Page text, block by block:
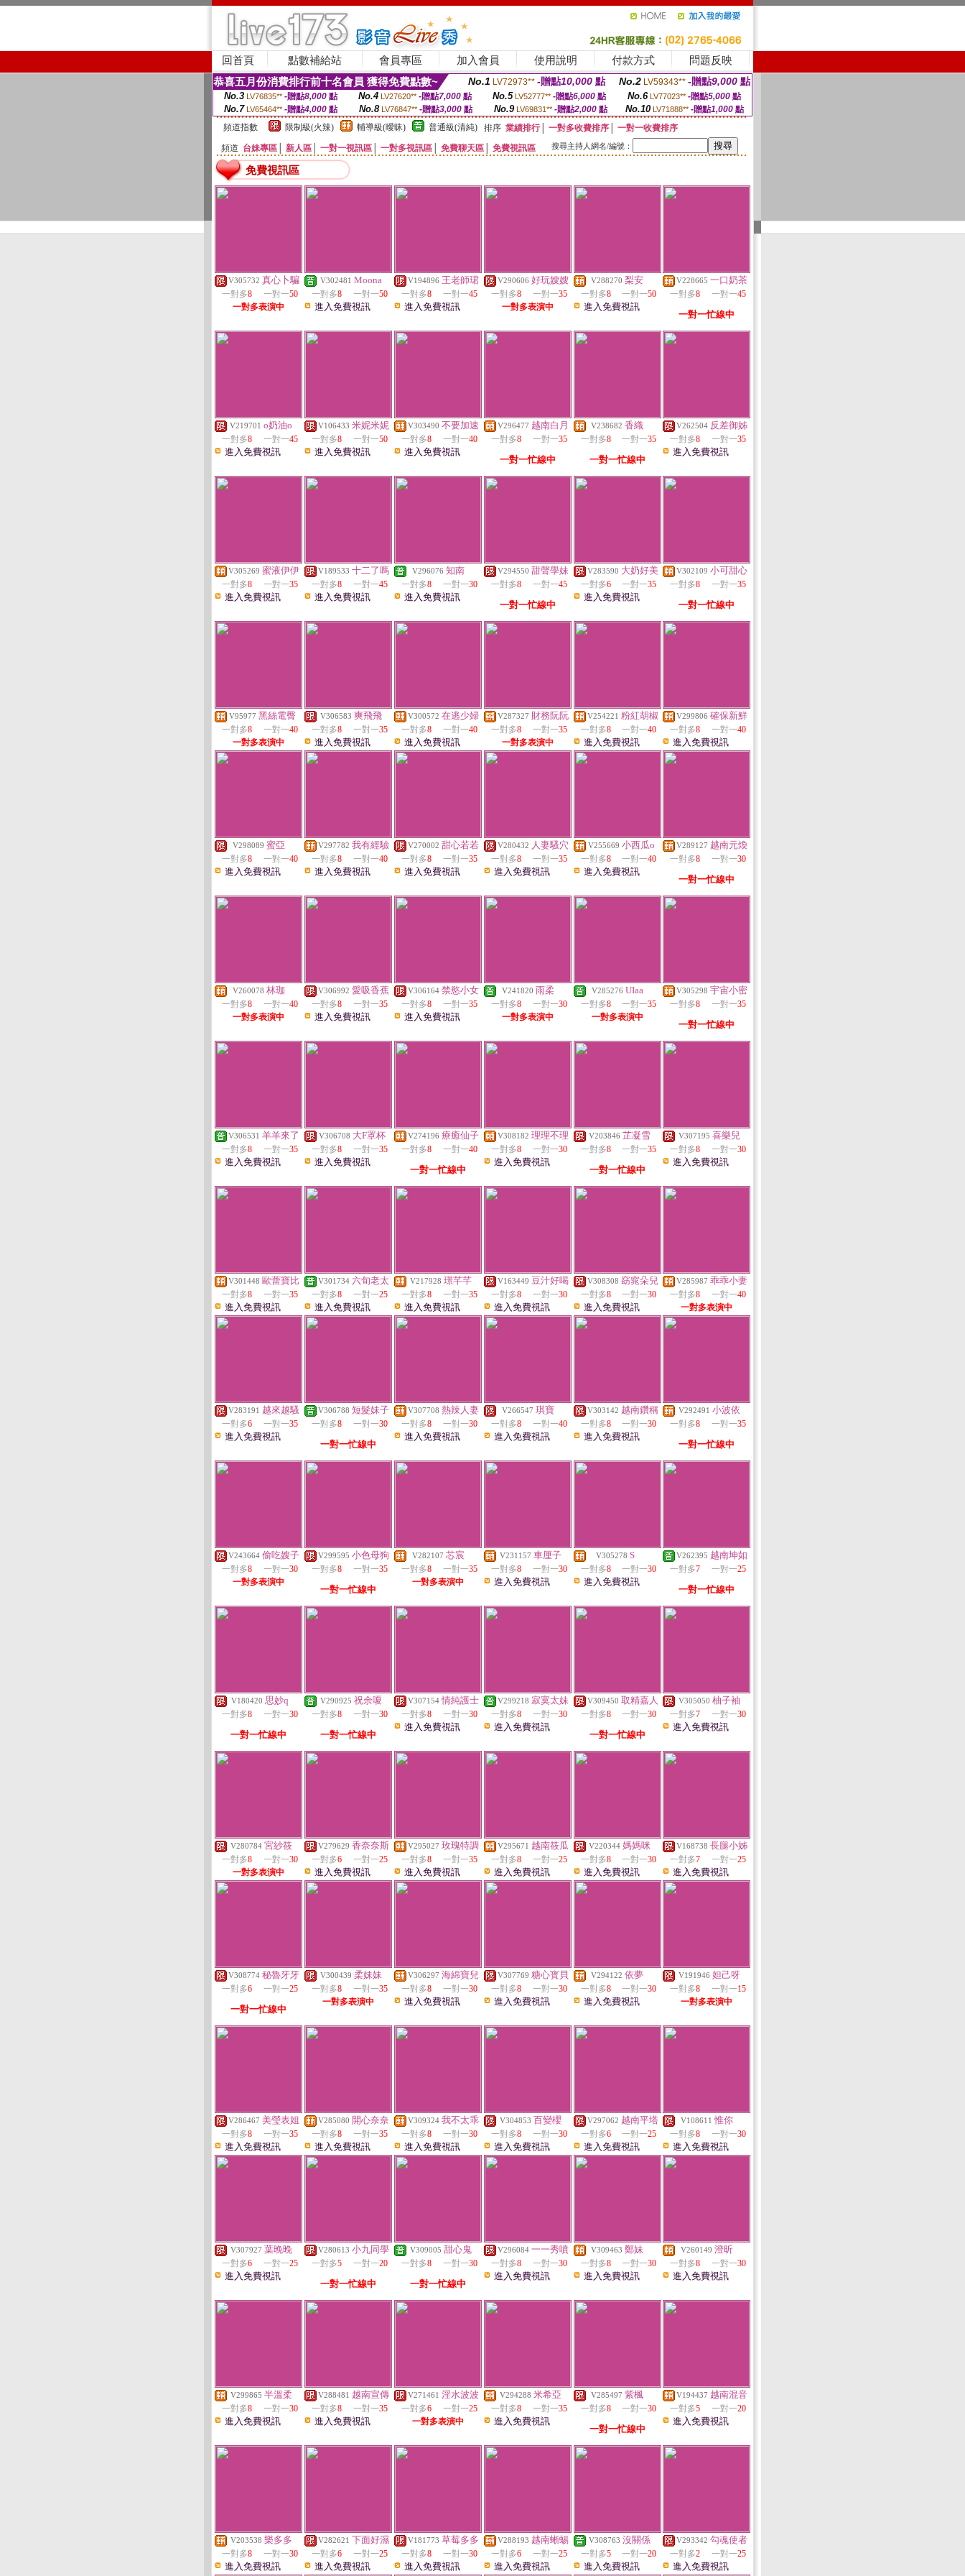
回首頁 點數補給站 會員專區 加入會員 使用說明 付款方式 問題反映
恭喜五月份消費排行前十名會員 獲得免費點數~ No.1 LV72973** -贈點10,000 點 No.2 LV59343** -贈點9,000 點
No.3 LV76835** -贈點8,000點 No.4 LV27620** -贈點7,000點 No.5 LV52777** -贈點6,000點 No.6 LV77023** -贈點5,000點
No.7 LV65464** -贈點4,000 點 No.8 LV76847** -贈點3,000 點 No.9 LV69831** -贈點2,000點 No.10 LV71888** -贈點1,000 點
頻道指數
限制級(火辣) 輔導級(曖昧) 普通級(清純) 排序 業績排行│ 一對多收費排序
一對一收費排序
頻道 台妹專區 新人區 一對一視訊區 一對多視訊區 免費聊天區 免費視訊區 搜尋主持人網名/編號：
免費視訊區
V305732 真心卜騙
一對多8 一對一50
一對多表演中
V302481 Moona
一對多8 一對一50
進入免費視訊
V194896 王老師珺
一對多8 一對一45
進入免費視訊
V290606 好玩嫂嫂
一對多8 一對一35
一對多表演中
V288270 梨安
一對多8 一對一50
進入免費視訊
V228665 一口奶茶
一對多8 一對一45
一對一忙線中
V219701 o奶油o
一對多8 一對一45
進入免費視訊
V106433 米妮米妮
一對多8 一對一50
進入免費視訊
V303490 不要加速
一對多8 一對一40
進入免費視訊
V296477 越南白月
一對多8 一對一35
一對一忙線中
V238682 香織
一對多8 一對一35
一對一忙線中
V262504 反差御姊
一對多8 一對一35
進入免費視訊
V305269 蜜液伊伊
一對多8 一對一35
進入免費視訊
V189533 十二了嗎
一對多8 一對一45
進入免費視訊
V296076 知南
一對多8 一對一30
進入免費視訊
V294550 甜聲學妹
一對多8 一對一45
一對一忙線中
V283590 大奶好美
一對多6 一對一35
進入免費視訊
V302109 小可甜心
一對多8 一對一35
一對一忙線中
V95977 黑絲電臀
一對多8 一對一40
一對多表演中
V306583 爽飛飛
一對多8 一對一35
進入免費視訊
V300572 在逃少婦
一對多8 一對一40
進入免費視訊
V287327 財務阮阮
一對多8 一對一35
一對多表演中
V254221 粉紅胡椒
一對多8 一對一40
進入免費視訊
V299806 確保新鮮
一對多8 一對一40
進入免費視訊
V298089 蜜亞
一對多8 一對一40
進入免費視訊
V297782 我有經驗
一對多8 一對一40
進入免費視訊
V270002 甜心若若
一對多8 一對一35
進入免費視訊
V280432 人妻騷穴
一對多8 一對一35
進入免費視訊
V255669 小西瓜o
一對多8 一對一40
進入免費視訊
V289127 越南元煥
一對多8 一對一30
一對一忙線中
V260078 林珈
一對多8 一對一40
一對多表演中
V306992 愛吸香蕉
一對多8 一對一35
進入免費視訊
V306164 禁慾小女
一對多8 一對一35
進入免費視訊
V241820 雨柔
一對多8 一對一30
一對多表演中
V285276 UIaa
一對多8 一對一35
一對多表演中
V305298 宇宙小密
一對多8 一對一35
一對一忙線中
V306531 羊羊來了
一對多8 一對一35
進入免費視訊
V306708 大F罩杯
一對多8 一對一35
進入免費視訊
V274196 療癒仙子
一對多8 一對一40
一對一忙線中
V308182 理理不理
一對多8 一對一30
進入免費視訊
V203846 芷凝雪
一對多8 一對一35
一對一忙線中
V307195 喜樂兒
一對多8 一對一30
進入免費視訊
V301448 歐蕾寶比
一對多8 一對一35
進入免費視訊
V301734 六旬老太
一對多8 一對一25
進入免費視訊
V217928 璟芊芊
一對多8 一對一35
進入免費視訊
V163449 豆汁好喝
一對多8 一對一30
進入免費視訊
V308308 窈窕朵兒
一對多8 一對一30
進入免費視訊
V285987 乖乖小妻
一對多8 一對一40
一對多表演中
V283191 越來越騷
一對多6 一對一35
進入免費視訊
V306788 短髮妹子
一對多8 一對一30
一對一忙線中
V307708 熱辣人妻
一對多8 一對一30
進入免費視訊
V266547 琪寶
一對多8 一對一40
進入免費視訊
V303142 越南鑽稱
一對多8 一對一30
進入免費視訊
V292491 小波依
一對多8 一對一35
一對一忙線中
V243664 偷吃嫂子
一對多8 一對一30
一對多表演中
V299595 小色母狗
一對多8 一對一35
一對一忙線中
V282107 芯宸
一對多8 一對一35
一對多表演中
V231157 車厘子
一對多8 一對一30
進入免費視訊
V305278 S
一對多8 一對一30
進入免費視訊
V262395 越南坤如
一對多7 一對一25
一對一忙線中
V180420 思妙q
一對多8 一對一30
一對一忙線中
V290925 祝余嗄
一對多8 一對一30
一對一忙線中
V307154 情純護士
一對多8 一對一30
進入免費視訊
V299218 寂寞太妹
一對多8 一對一30
進入免費視訊
V309450 取精嘉人
一對多8 一對一30
一對一忙線中
V305050 柚子袖
一對多7 一對一30
進入免費視訊
V280784 宮紗筱
一對多8 一對一30
一對多表演中
V279629 香奈奈斯
一對多6 一對一25
進入免費視訊
V295027 玫瑰特調
一對多8 一對一35
進入免費視訊
V295671 越南筱瓜
一對多8 一對一25
進入免費視訊
V220344 媽媽咪
一對多8 一對一30
進入免費視訊
V168738 長腿小姊
一對多7 一對一25
進入免費視訊
V308774 秘魯牙牙
一對多6 一對一25
一對一忙線中
V300439 柔妹妹
一對多8 一對一35
一對多表演中
V306297 海綿寶兒
一對多8 一對一30
進入免費視訊
V307769 糖心寳貝
一對多8 一對一30
進入免費視訊
V294122 依夢
一對多8 一對一30
進入免費視訊
V191946 妲己呀
一對多8 一對一15
一對多表演中
V286467 美瑩表姐
一對多8 一對一35
進入免費視訊
V285080 開心奈奈
一對多8 一對一35
進入免費視訊
V309324 我不太乖
一對多8 一對一30
進入免費視訊
V304853 百變櫻
一對多8 一對一30
進入免費視訊
V297062 越南平塔
一對多6 一對一25
進入免費視訊
V108611 惟你
一對多8 一對一30
進入免費視訊
V307927 葉晚晚
一對多6 一對一25
進入免費視訊
V280613 小九同學
一對多5 一對一20
一對一忙線中
V309005 甜心鬼
一對多8 一對一30
一對一忙線中
V296084 一一秀噴
一對多8 一對一30
進入免費視訊
V309463 鄭妹
一對多8 一對一30
進入免費視訊
V260149 澄昕
一對多8 一對一30
進入免費視訊
V299865 半溫柔
一對多8 一對一30
進入免費視訊
V288481 越南宣傳
一對多8 一對一35
進入免費視訊
V271461 淫水波波
一對多6 一對一25
一對多表演中
V294288 米希亞
一對多8 一對一35
進入免費視訊
V285497 紫楓
一對多8 一對一30
一對一忙線中
V194437 越南混音
一對多5 一對一20
進入免費視訊
V203538 樂多多
一對多8 一對一30
進入免費視訊
V282621 下面好濕
一對多6 一對一25
進入免費視訊
V181773 草莓多多
一對多8 一對一30
進入免費視訊
V288193 越南蜥蜴
一對多6 一對一25
進入免費視訊
V308763 沒關係
一對多5 一對一20
進入免費視訊
V293342 勾魂使者
一對多2 一對一25
進入免費視訊